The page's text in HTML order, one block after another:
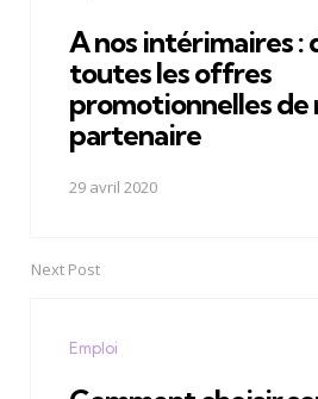
A nos intérimaires :
toutes les offres
promotionnelles de
partenaire
29 avril 2020
Next Post
Emploi